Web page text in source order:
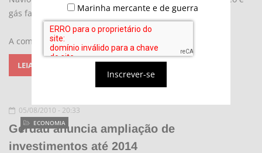
Marinha mercante e de guerra
Inscrever-se
gás fazem Voith Turbo diversificar a produção no Brasil
A companhia alemã Voith Turbo irá
LEIA MAIS...
ECONOMIA
05/08/2010 - 20:33
Gerdau anuncia ampliação de
investimentos até 2014